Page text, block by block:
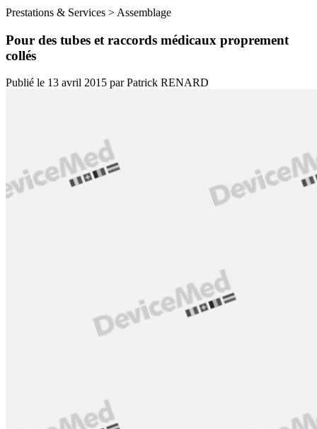
Prestations & Services > Assemblage
Pour des tubes et raccords médicaux proprement
collés
Publié le 13 avril 2015 parPatrick RENARD